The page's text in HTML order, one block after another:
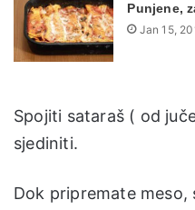
Punjene,
Jan 15,
Spojiti sataraš ( od
sjediniti.
Dok pripremate